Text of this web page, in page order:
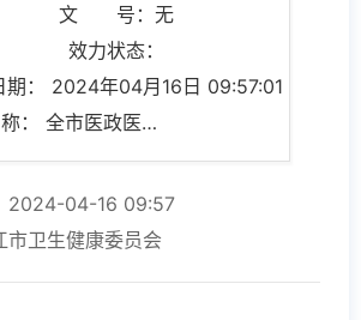
文 号：无
效力状态：
期： 2024年04月16日 09:57:01
名 称： 全市医政医管、中医药、清廉医院建设暨医药领域腐败问题集中整治工作会议召开
2024-04-16 09:57
市卫生健康委员会